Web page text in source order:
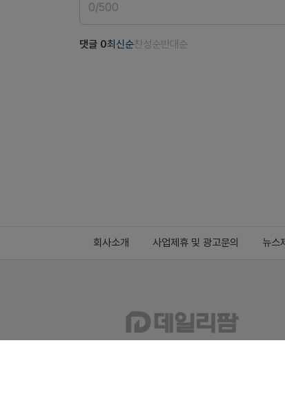
0/500
댓글 0최신순찬성순반대순
회사소개 사업제휴 및 광고문의 뉴스